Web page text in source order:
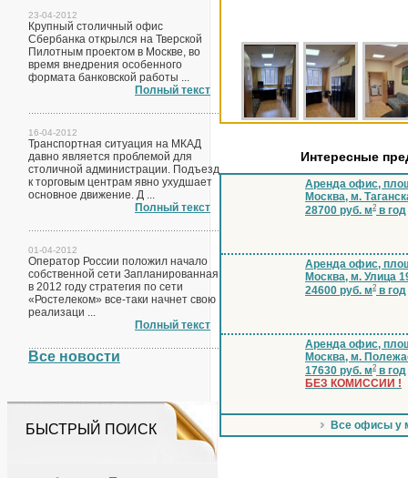
23-04-2012
Крупный столичный офис
Сбербанка открылся на Тверской
Пилотным проектом в Москве, во
время внедрения особенного
формата банковской работы ...
Полный текст
16-04-2012
Транспортная ситуация на МКАД
давно является проблемой для
столичной администрации. Подъезд
к торговым центрам явно ухудшает
основное движение. Д ...
Полный текст
01-04-2012
Оператор России положил начало
собственной сети Запланированная
в 2012 году стратегия по сети
«Ростелеком» все-таки начнет свою
реализаци ...
Полный текст
Все новости
БЫСТРЫЙ ПОИСК
Интересные
Аренда офис,
Москва, м.
28700 руб. м2 в год
Аренда офис,
Москва, м. Улица
24600 руб. м2 в год
Аренда офис,
Москва, м.
17630 руб. м2 в год
БЕЗ КОМИССИИ !
Все офисы у